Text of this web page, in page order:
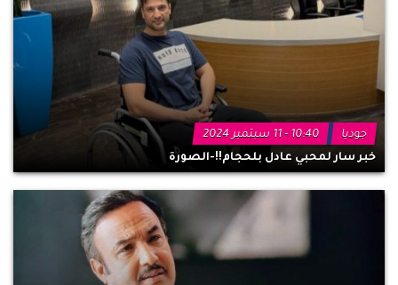
جوديا
10:40 - 11 سبتمبر 2024
خبر سار لمحبي عادل بلحجام!!-الصورة